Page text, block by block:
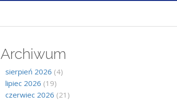
Archiwum
sierpień 2026 (4)
lipiec 2026 (19)
czerwiec 2026 (21)